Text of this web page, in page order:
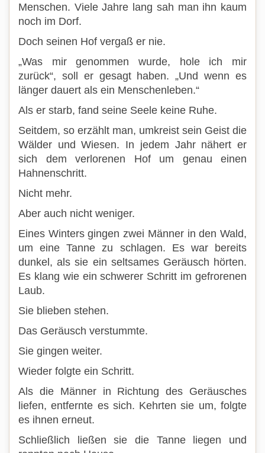
Menschen. Viele Jahre lang sah man ihn kaum
noch im Dorf.
Doch seinen Hof vergaß er nie.
„Was mir genommen wurde, hole ich mir
zurück“, soll er gesagt haben. „Und wenn es
länger dauert als ein Menschenleben.“
Als er starb, fand seine Seele keine Ruhe.
Seitdem, so erzählt man, umkreist sein Geist die
Wälder und Wiesen. In jedem Jahr nähert er
sich dem verlorenen Hof um genau einen
Hahnenschritt.
Nicht mehr.
Aber auch nicht weniger.
Eines Winters gingen zwei Männer in den Wald,
um eine Tanne zu schlagen. Es war bereits
dunkel, als sie ein seltsames Geräusch hörten.
Es klang wie ein schwerer Schritt im gefrorenen
Laub.
Sie blieben stehen.
Das Geräusch verstummte.
Sie gingen weiter.
Wieder folgte ein Schritt.
Als die Männer in Richtung des Geräusches
liefen, entfernte es sich. Kehrten sie um, folgte
es ihnen erneut.
Schließlich ließen sie die Tanne liegen und